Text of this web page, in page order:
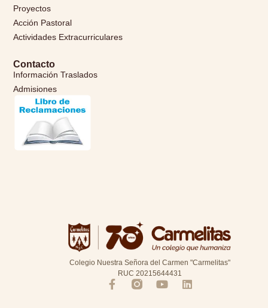
Colegio Nuestra Señora del Carmen "Carmelitas"
RUC 20215644431
Proyectos
Acción Pastoral
Actividades Extracurriculares
Contacto
Información Traslados
Admisiones